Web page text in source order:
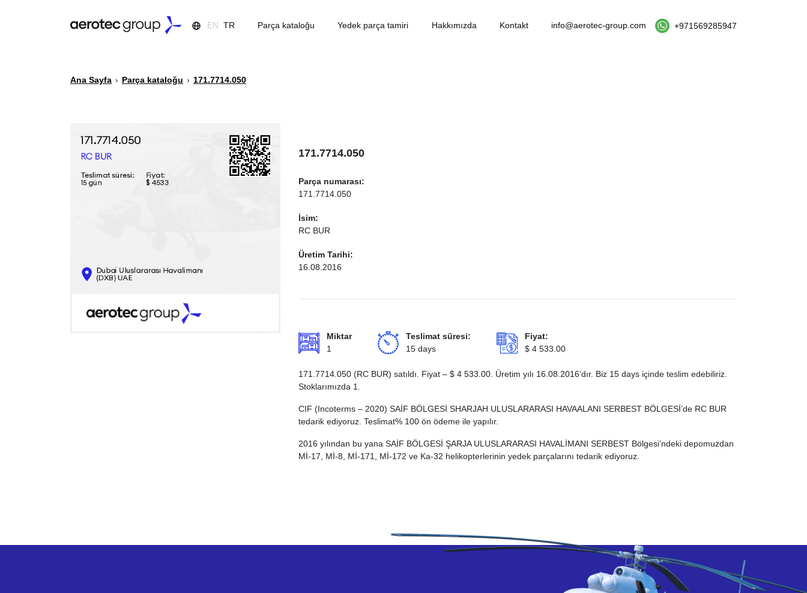
EN TR Parça kataloğu Yedek parça tamiri Hakkımızda Kontakt info@aerotec-group.com +971569285947
Ana Sayfa › Parça kataloğu › 171.7714.050
171.7714.050
Parça numarası:
171.7714.050
İsim:
RC BUR
Üretim Tarihi:
16.08.2016
Miktar
1
Teslimat süresi:
15 days
Fiyat:
$ 4 533.00
171.7714.050 (RC BUR) satıldı. Fiyat – $ 4 533.00 . Üretim yılı 16.08.2016’dır. Biz 15 days içinde teslim edebiliriz.
Stoklarımızda 1.
CIF (Incoterms – 2020) SAİF BÖLGESİ SHARJAH ULUSLARARASI HAVAALANI SERBEST BÖLGESİ’de RC BUR
tedarik ediyoruz. Teslimat% 100 ön ödeme ile yapılır.
2016 yılından bu yana SAİF BÖLGESİ ŞARJA ULUSLARARASI HAVALİMANI SERBEST Bölgesi’ndeki depomuzdan
Mİ-17, Mİ-8, Mİ-171, Mİ-172 ve Ka-32 helikopterlerinin yedek parçalarını tedarik ediyoruz.